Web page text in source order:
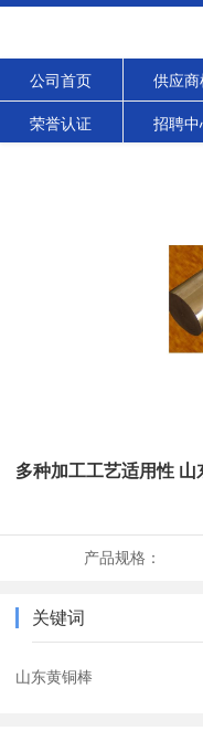
公司首页 供应商
荣誉认证 招聘中
多种加工工艺适用性 山
产品规格：
关键词
山东黄铜棒